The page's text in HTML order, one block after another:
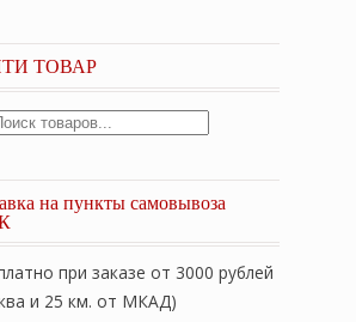
ТОВАР
на пункты самовывоза
при заказе от 3000 рублей
и 25 км. от МКАД)